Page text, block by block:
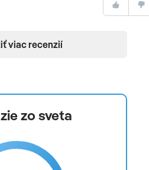
viac recenzií
zo sveta